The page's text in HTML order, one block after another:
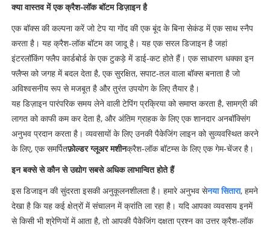
क्या वास्तव में एक क्रैश-लॉक बॉटम डिज़ाइन है
एक बॉक्स की कल्पना करें जो टेप या गोंद की एक बूंद के बिना सेकंड में एक साथ स्नैप
करता है। यह क्रैश-लॉक बॉटम का जादू है। यह एक सरल डिजाइन है जहां
इंटरलॉकिंग फ्लैप कार्डबोर्ड के एक टुकड़े में डाई-कट होते हैं। एक साधारण धक्का इन
फ्लैप्स को जगह में बदल देता है, एक सुरक्षित, सपाट-तल वाला बॉक्स बनाता है जो
अविश्वसनीय रूप से मजबूत है और तुरंत उपयोग के लिए तैयार है।
यह डिज़ाइन पारंपरिक समय लेने वाली टेपिंग प्रक्रिया को समाप्त करता है, सामग्री की
लागत को काफी कम कर देता है, और अंतिम ग्राहक के लिए एक शानदार अनबॉक्सिंग
अनुभव प्रदान करता है। व्यवसायों के लिए उनकी पैकेजिंग लाइन को सुव्यवस्थित करने
के लिए, एक समर्पितफ़ोल्डर ग्लूअर मशीनक्रैश-लॉक बॉटम्स के लिए एक गेम-चेंजर है।
इन बक्से से कौन से उद्योग सबसे अधिक लाभान्वित होते हैं
इस डिजाइन की सुंदरता इसकी अनुकूलनशीलता है। हमारे अनुभव सेनया सितारा, हमने
देखा है कि यह कई क्षेत्रों में संचालन में क्रांति ला रहा है। यदि आपका व्यवसाय इनमें
से किसी भी श्रेणियों में आता है, तो आपकी पैकेजिंग दक्षता प्रश्न का उत्तर क्रैश-लॉक